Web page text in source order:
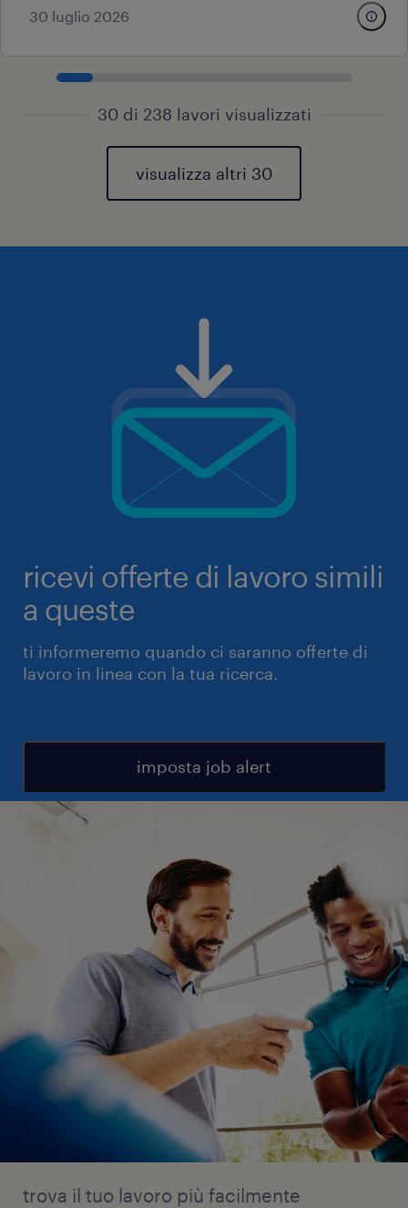
30 luglio 2026
30 di 238 lavori visualizzati
visualizza altri 30
ricevi offerte di lavoro simili
a queste
ti informeremo quando ci saranno offerte di
lavoro in linea con la tua ricerca.
imposta job alert
trova il tuo lavoro più facilmente